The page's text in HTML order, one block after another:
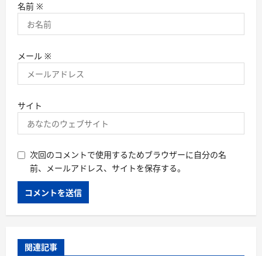
名前 ※
メール ※
サイト
次回のコメントで使用するためブラウザーに自分の名
前、メールアドレス、サイトを保存する。
関連記事